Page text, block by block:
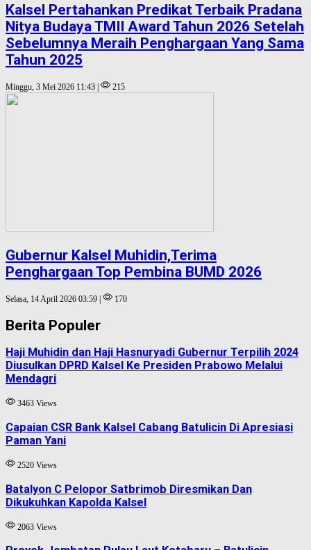
Kalsel Pertahankan Predikat Terbaik Pradana
Nitya Budaya TMII Award Tahun 2026 Setelah
Sebelumnya Meraih Penghargaan Yang Sama
Tahun 2025
Minggu, 3 Mei 2026 11:43 | 215
Gubernur Kalsel Muhidin,Terima
Penghargaan Top Pembina BUMD 2026
Selasa, 14 April 2026 03:59 | 170
Berita Populer
Haji Muhidin dan Haji Hasnuryadi Gubernur Terpilih 2024
Diusulkan DPRD Kalsel Ke Presiden Prabowo Melalui
Mendagri
3463 Views
Capaian CSR Bank Kalsel Cabang Batulicin Di Apresiasi
Paman Yani
2520 Views
Batalyon C Pelopor Satbrimob Diresmikan Dan
Dikukuhkan Kapolda Kalsel
2063 Views